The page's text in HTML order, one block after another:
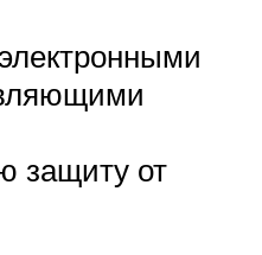
защиту от